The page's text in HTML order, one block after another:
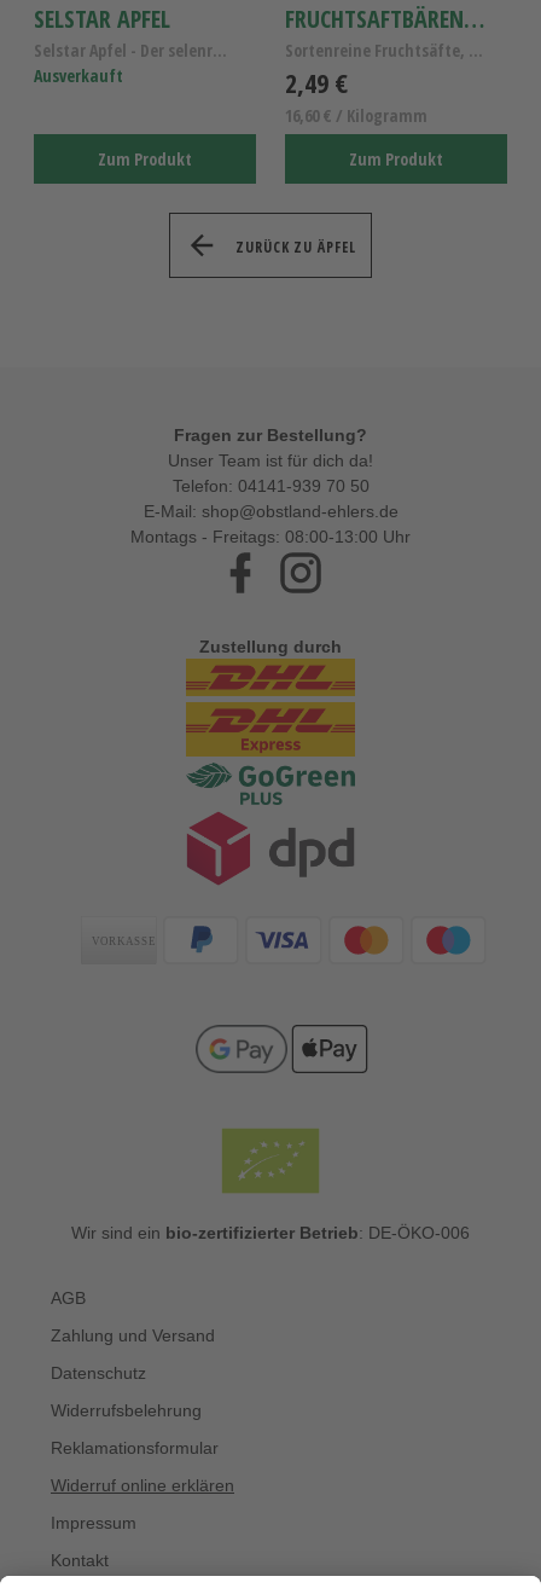
SELSTAR APFEL
Selstar Apfel - Der selenreiche Elstar Apfel - Alt...
Ausverkauft
Zum Produkt
FRUCHTSAFTBÄREN APFEL 150G
Sortenreine Fruchtsäfte, Fruchtgummi Apfel mit Herz
2,49 €
16,60 € / Kilogramm
Zum Produkt
ZURÜCK ZU ÄPFEL
Fragen zur Bestellung?
Unser Team ist für dich da!
Telefon: 04141-939 70 50
E-Mail: shop@obstland-ehlers.de
Montags - Freitags: 08:00-13:00 Uhr
Facebook
Zustellung durch
Zahlungsarten
Wir sind ein bio-zertifizierter Betrieb: DE-ÖKO-006
AGB
Zahlung und Versand
Datenschutz
Widerrufsbelehrung
Reklamationsformular
Widerruf online erklären
Impressum
Kontakt